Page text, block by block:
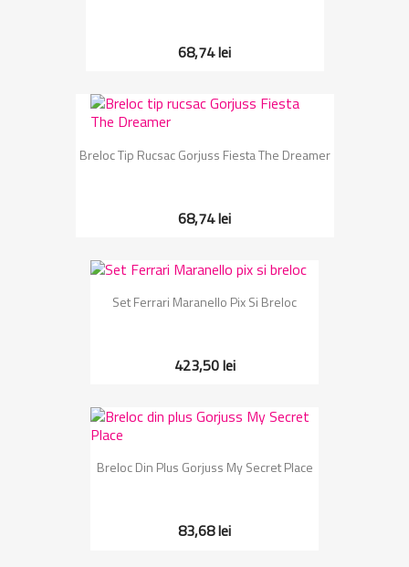
68,74 lei
Breloc Tip Rucsac Gorjuss Fiesta The Dreamer
68,74 lei
Set Ferrari Maranello Pix Si Breloc
423,50 lei
Breloc Din Plus Gorjuss My Secret Place
83,68 lei